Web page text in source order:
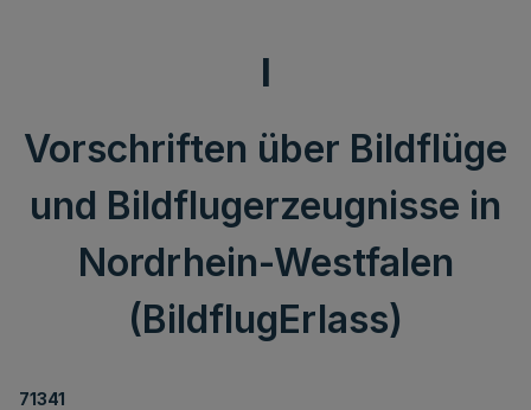
I
Vorschriften über Bildflüge
und Bildflugerzeugnisse in
Nordrhein-Westfalen
(BildflugErlass)
71341